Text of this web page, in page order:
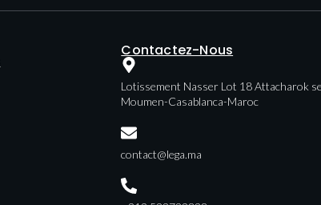
Contactez-Nous
Lotissement Nasser Lot 18 Attacharok
Moumen-Casablanca-Maroc
contact@lega.ma